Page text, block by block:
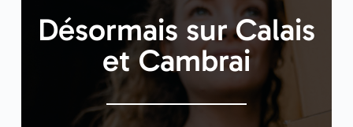
Désormais sur Calais
et Cambrai